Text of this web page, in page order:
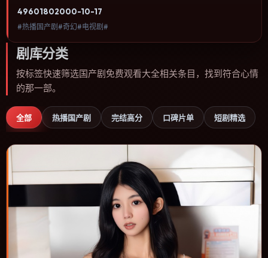
进，节奏与视听语言统一，可作为休闲观影或类型片补片的选择。
49601802000-10-17
#热播国产剧#奇幻#电视剧#
剧库分类
按标签快速筛选国产剧免费观看大全相关条目，找到符合心情
的那一部。
全部 热播国产剧 完结高分 口碑片单 短剧精选